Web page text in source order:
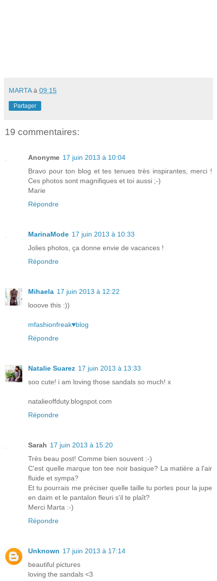
MARTA à 09:15
Partager
19 commentaires:
Anonyme 17 juin 2013 à 10:04
Bravo pour ton blog et tes tenues très inspirantes, merci !
Ces photos sont magnifiques et toi aussi ;-)
Marie
Répondre
MarinaMode 17 juin 2013 à 10:33
Jolies photos, ça donne envie de vacances !
Répondre
Mihaela 17 juin 2013 à 12:22
looove this :))
mfashionfreak♥blog
Répondre
Natalie Suarez 17 juin 2013 à 13:33
soo cute! i am loving those sandals so much! x
natalieoffduty.blogspot.com
Répondre
Sarah 17 juin 2013 à 15:20
Très beau post! Comme bien souvent :-)
C'est quelle marque ton tee noir basique? La matière a l'air
fluide et sympa?
Et tu pourrais me préciser quelle taille tu portes pour la jupe
en daim et le pantalon fleuri s'il te plaît?
Merci Marta :-)
Répondre
Unknown 17 juin 2013 à 17:14
beautiful pictures
loving the sandals <3